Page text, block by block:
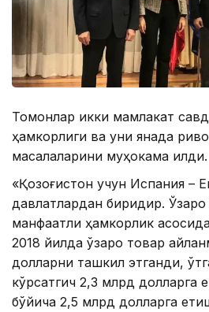
Томонлар икки мамлакат
ҳамкорлиги ва уни янада
масалаларини муҳокама қилди.
«Қозоғистон учун Испания –
давлатлардан биридир. Ўзаро
манфаатли ҳамкорлик
2018 йилда ўзаро товар
долларни ташкил этганди,
кўрсатгич 2,3 млрд долларга
бўйича 2,5 млрд долларга